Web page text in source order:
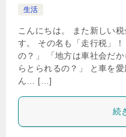
生活
こんにちは。 また新しい
す。 その名も「走行税」
の？」 「地方は車社会だ
らとられるの？」 と車を
ん… […]
続